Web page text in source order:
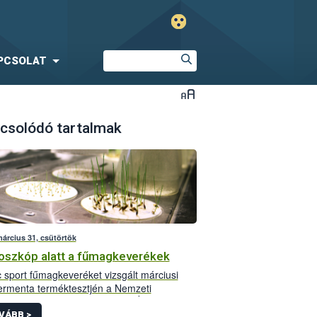
tartalmak
31, csütörtök
alatt a fűmagkeverékek
sport fűmagkeveréket vizsgált márciusi
terméktesztjén a Nemzeti
biztonsági Hivatal (NÉBIH). Az
>